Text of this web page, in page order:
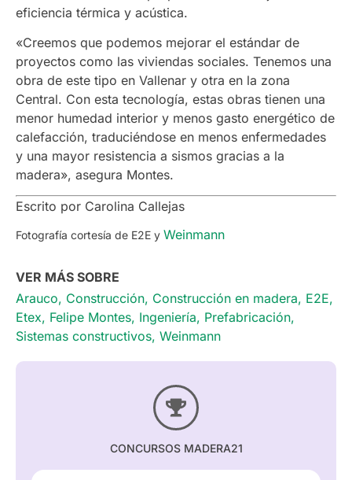
eficiencia térmica y acústica.
«Creemos que podemos mejorar el estándar de
proyectos como las viviendas sociales. Tenemos una
obra de este tipo en Vallenar y otra en la zona
Central. Con esta tecnología, estas obras tienen una
menor humedad interior y menos gasto energético de
calefacción, traduciéndose en menos enfermedades
y una mayor resistencia a sismos gracias a la
madera», asegura Montes.
Escrito por Carolina Callejas
Fotografía cortesía de E2E y Weinmann
VER MÁS SOBRE
Arauco, Construcción, Construcción en madera, E2E,
Etex, Felipe Montes, Ingeniería, Prefabricación,
Sistemas constructivos, Weinmann
CONCURSOS MADERA21